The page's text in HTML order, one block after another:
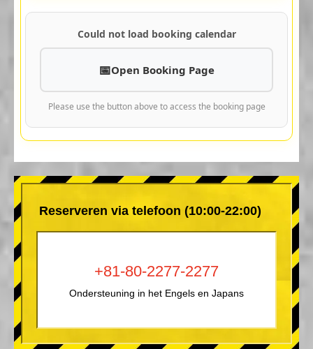
Could not load booking calendar
Open Booking Page
Please use the button above to access the booking page
Reserveren via telefoon (10:00-22:00)
+81-80-2277-2277
Ondersteuning in het Engels en Japans